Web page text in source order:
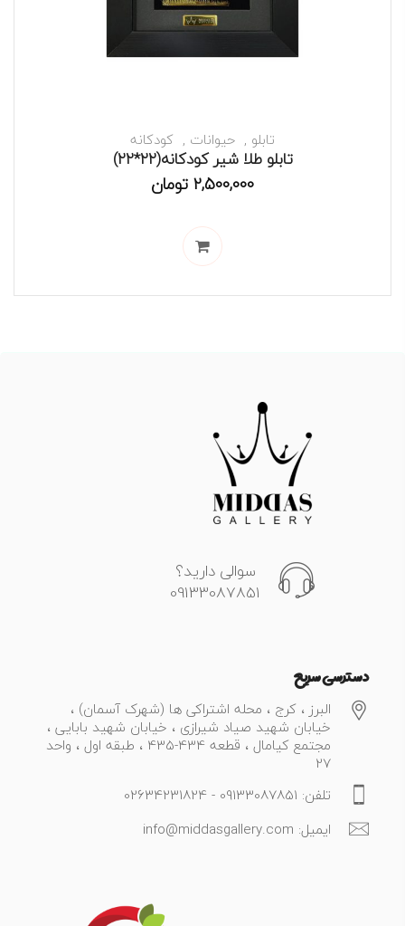
تابلو حیوانات کودکانه
تابلو طلا شیر کودکانه(۲۲*۲۲)
2,500,000تومان
سوالی دارید؟
09133087851
دسترسی سریع
البرز ، کرج ، محله اشتراکی ها (شهرک آسمان) ،
خیابان شهید صیاد شیرازی ، خیابان شهید بابایی ،
مجتمع کیامال ، قطعه 434-435 ، طبقه اول ، واحد
27
تلفن: 09133087851 - 02634231824
ایمیل: info@middasgallery.com